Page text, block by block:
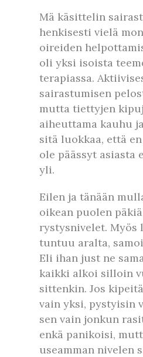
Mä käsittelin
henkisesti vielä
oireiden
oli yksi isoista
terapiassa.
sairastumisen
mutta tiettyjen
aiheuttama kauhu
sitä luokkaa, että
ole päässyt asiasta
yli.
Eilen ja tänään
oikean puolen
rystysnivelet. Myös
tuntuu aralta,
Eli ihan just ne
kaikki alkoi silloin
sittenkin. Jos
vain yksi, pystyisin
sen vain jonkun
enkä panikoisi,
useamman nivelen